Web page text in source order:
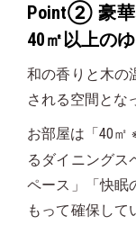
Point② 豪華
40㎡以上の
和の香りと木の
される空間とな
お部屋は「40㎡
るダイニングス
ペース」「快眠
もって確保して